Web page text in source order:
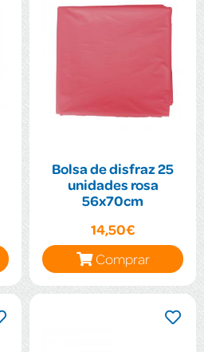
Bolsa de disfraz 25
unidades rosa
56x70cm
14,50€
Comprar